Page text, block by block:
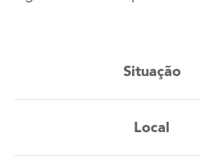
Situação
Local